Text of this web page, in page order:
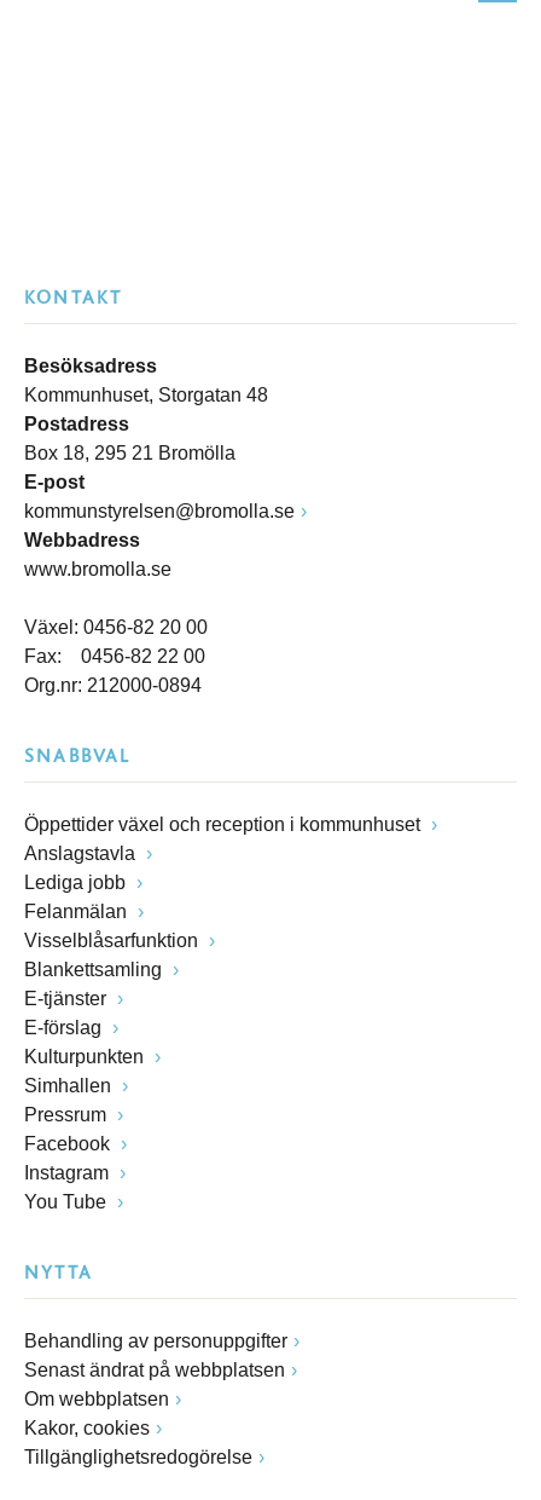
KONTAKT
Besöksadress
Kommunhuset, Storgatan 48
Postadress
Box 18, 295 21 Bromölla
E-post
kommunstyrelsen@bromolla.se
Webbadress
www.bromolla.se
Växel: 0456-82 20 00
Fax: 0456-82 22 00
Org.nr: 212000-0894
SNABBVAL
Öppettider växel och reception i kommunhuset
Anslagstavla
Lediga jobb
Felanmälan
Visselblåsarfunktion
Blankettsamling
E-tjänster
E-förslag
Kulturpunkten
Simhallen
Pressrum
Facebook
Instagram
You Tube
NYTTA
Behandling av personuppgifter
Senast ändrat på webbplatsen
Om webbplatsen
Kakor, cookies
Tillgänglighetsredogörelse